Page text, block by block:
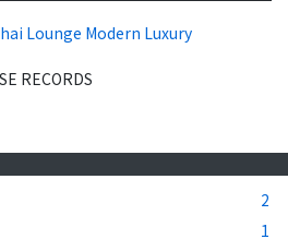
Lounge Modern Luxury
RECORDS
2
1